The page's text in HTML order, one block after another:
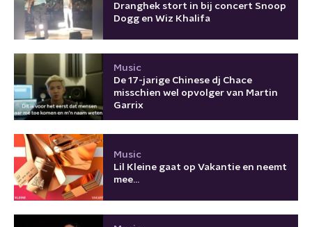
Dranghek stort in bij concert Snoop
Dogg en Wiz Khalifa
Music
De 17-jarige Chinese dj Chace
misschien wel opvolger van Martin
Garrix
Music
Lil Kleine gaat op Vakantie en neemt
mee...